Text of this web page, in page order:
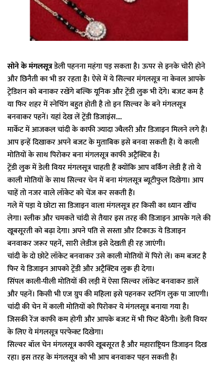
सोने के मंगलसूत्रडेली पहनना महंगा पड़ सकता है। ऊपर से इनके चोरी होने
और छिनैती का भी डर रहता है। ऐसे में ये सिल्वर मंगलसूत्र ना केवल आपके
ट्रेडिशन को बनाकर रखेंगे बल्कि यूनिक और ट्रेंडी लुक भी देंगे। बजट कम है
या फिर शहर में स्नेचिंग बहुत होती है तो इन सिल्वर के बने मंगलसूत्र
बनवाकर पहनें। यहां देख लें ट्रेंडी डिजाइंस....
मार्केट में आजकल चांदी के काफी ज्यादा ज्वैलरी और डिजाइन मिलने लगे हैं।
आप इन्हें दिखाकर अपने बजट के मुताबिक इसे बनवा सकती हैं। ये काली
मोतियों के साथ पिरोकर बना मंगलसूत्र काफी अट्रैक्टिव है।
ट्रेंडी लुक में डेली वियर मंगलसूत्र चाहती हैं क्योंकि आप वर्किंग लेडी हैं तो ये
काली मोतियों के साथ सिल्वर चेन में बना मंगलसूत्र ब्यूटीफुल दिखेगा। आप
चाहें तो नजर वाले लॉकेट को चेंज कर सकती हैं।
गले में पड़ा ये छोटा सा डिजाइन वाला मंगलसूत्र हर किसी का ध्यान खींच
लेगा। स्लीक और चमकते चांदी से तैयार इस तरह की डिजाइन आपके गले की
खूबसूरती को बढ़ा देगा। अपने पति से सस्ता और टिकाऊ ये डिजाइन
बनवाकर जरूर पहनें, सारी लेडीज इसे देखती ही रह जाएंगी।
चांदी के दो छोटे लॉकेट बनवाकर उसे काली मोतियों में पिरो लें। कम बजट है
फिर ये डिजाइन आपको ट्रेंडी और अट्रैक्टिव लुक ही देगा।
सिंपल काली-पीली मोतियों की लड़ी में ऐसा सिल्वर लॉकेट बनवाकर डालें
और पहनें। किसी भी एज ग्रुप की महिला इसे पहनकर स्टनिंग लुक पा जाएगी।
चांदी की चेन में काली मोतियों को पिरोकर ये मंगलसूत्र बनाया गया है।
जिसकी रेंज काफी कम होगी और आपके बजट में भी फिट बैठेगी। डेली वियर
के लिए ये मंगलसूत्र परफेक्ट दिखेगा।
सिल्वर बॉल चेन मंगलसूत्र काफी खूबसूरत है और महाराष्ट्रियन डिजाइन दिख
रहा। इस तरह के मंगलसूत्र को भी आप बनवाकर पहन सकती हैं।